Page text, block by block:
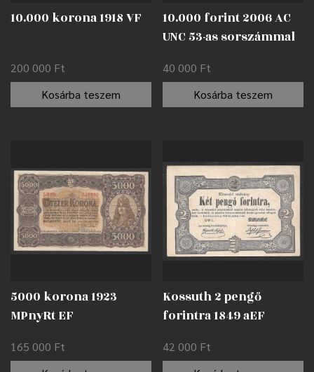
10.000 korona 1918 VF
200 000 Ft
Kosárba teszem
10.000 forint 2006 AC
UNC 53-as sorszámmal
40 000 Ft
Kosárba teszem
5000 korona 1923
MPnyRt EF
165 000 Ft
Kossuth 2 pengő
forintra 1849 aEF
42 000 Ft